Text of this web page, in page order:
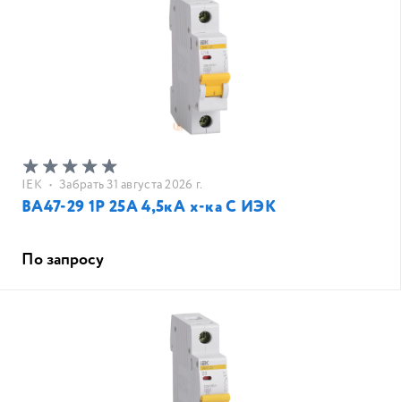
IEK • Забрать 31 августа 2026 г.
ВА47-29 1Р 25А 4,5кА х-ка C ИЭК
По запросу